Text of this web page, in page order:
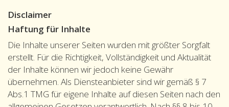
Disclaimer
Haftung für Inhalte
Die Inhalte unserer Seiten wurden mit größter Sorgfalt
erstellt. Für die Richtigkeit, Vollständigkeit und Aktualität
der Inhalte können wir jedoch keine Gewähr
übernehmen. Als Diensteanbieter sind wir gemäß § 7
Abs.1 TMG für eigene Inhalte auf diesen Seiten nach den